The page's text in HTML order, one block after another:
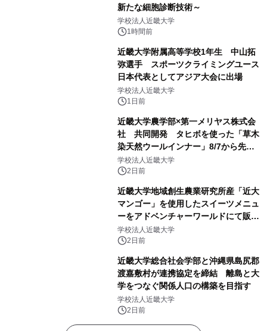
新たな細胞診断技術～
学校法人近畿大学
1時間前
近畿大学附属高等学校1年生 中山拓
弥選手 スポーツクライミングユース
日本代表としてアジア大会に出場
学校法人近畿大学
1日前
近畿大学農学部×第一メリヤス株式会
社 共同開発 タヒボを使った「草木
染天然ウールインナー」8/7から先行
販売
学校法人近畿大学
2日前
近畿大学地域創生農業研究所産「近大
マンゴー」を使用したスイーツメニュ
ーをアドベンチャーワールドにて販売
します パークでしか味わえない期間
限定スイーツを楽しんで♪
学校法人近畿大学
2日前
近畿大学総合社会学部と沖縄県島尻郡
渡嘉敷村が連携協定を締結 離島と大
学をつなぐ関係人口の構築を目指す
学校法人近畿大学
2日前